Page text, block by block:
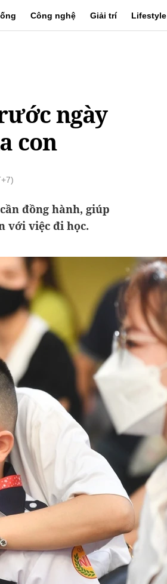
Công nghệ Giải trí Lifestyle
ngày
con
đồng hành, giúp
với việc đi học.